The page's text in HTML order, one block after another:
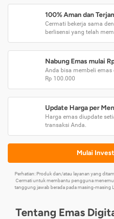
100% Aman dan
Cermati bekerja sama
berlisensi yang telah
Nabung Emas mulai
Anda bisa membeli
Rp 100.000
Update Harga per
Harga emas diupdate
transaksi Anda.
Mulai
Perhatian: Produk dan/atau layanan yang
Cermati untuk membantu pengguna
tanggung jawab berada pada masing-masing
Tentang Emas